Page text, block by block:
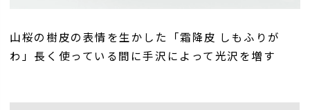
山桜の樹皮の表情を生かした「霜降皮 しもふりが
わ」長く使っている間に手沢によって光沢を増す